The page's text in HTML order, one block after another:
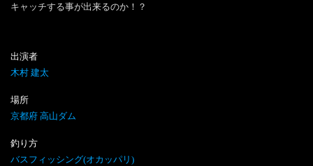
キャッチする事が出来るのか！？
出演者
木村 建太
場所
京都府 高山ダム
釣り方
バスフィッシング(オカッパリ)